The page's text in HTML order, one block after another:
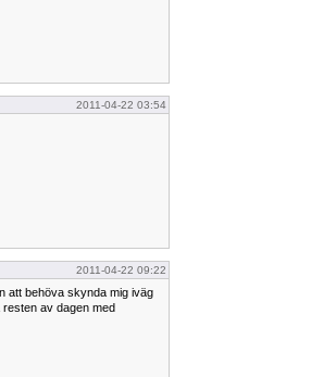
2011-04-22 03:54
2011-04-22 09:22
att behöva skynda mig iväg
av dagen med